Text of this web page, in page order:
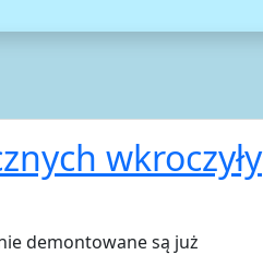
wkroczyły
demontowane są już